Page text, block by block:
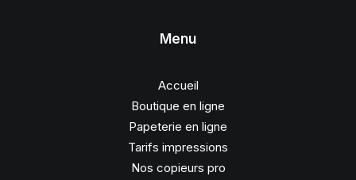
Menu
Accueil
Boutique en ligne
Papeterie en ligne
Tarifs impressions
Nos copieurs pro